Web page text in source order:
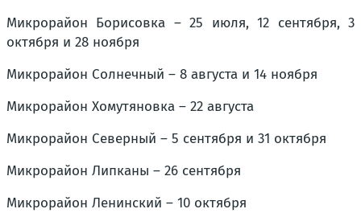
Микрорайон Борисовка – 25 июля, 12 сентября, 3
октября и 28 ноября
Микрорайон Солнечный – 8 августа и 14 ноября
Микрорайон Хомутяновка – 22 августа
Микрорайон Северный – 5 сентября и 31 октября
Микрорайон Липканы – 26 сентября
Микрорайон Ленинский – 10 октября